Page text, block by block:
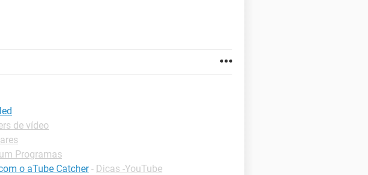
de vídeo
Programas
o aTube Catcher - Dicas -YouTube